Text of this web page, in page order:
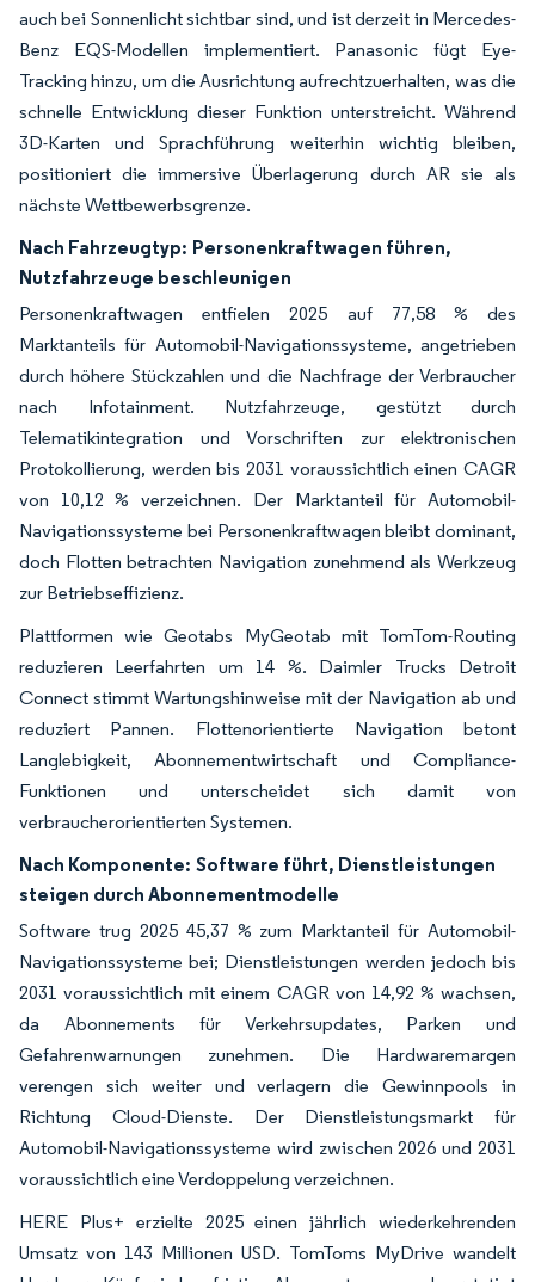
auch bei Sonnenlicht sichtbar sind, und ist derzeit in Mercedes-
Benz EQS-Modellen implementiert. Panasonic fügt Eye-
Tracking hinzu, um die Ausrichtung aufrechtzuerhalten, was die
schnelle Entwicklung dieser Funktion unterstreicht. Während
3D-Karten und Sprachführung weiterhin wichtig bleiben,
positioniert die immersive Überlagerung durch AR sie als
nächste Wettbewerbsgrenze.
Nach Fahrzeugtyp: Personenkraftwagen führen,
Nutzfahrzeuge beschleunigen
Personenkraftwagen entfielen 2025 auf 77,58 % des
Marktanteils für Automobil-Navigationssysteme, angetrieben
durch höhere Stückzahlen und die Nachfrage der Verbraucher
nach Infotainment. Nutzfahrzeuge, gestützt durch
Telematikintegration und Vorschriften zur elektronischen
Protokollierung, werden bis 2031 voraussichtlich einen CAGR
von 10,12 % verzeichnen. Der Marktanteil für Automobil-
Navigationssysteme bei Personenkraftwagen bleibt dominant,
doch Flotten betrachten Navigation zunehmend als Werkzeug
zur Betriebseffizienz.
Plattformen wie Geotabs MyGeotab mit TomTom-Routing
reduzieren Leerfahrten um 14 %. Daimler Trucks Detroit
Connect stimmt Wartungshinweise mit der Navigation ab und
reduziert Pannen. Flottenorientierte Navigation betont
Langlebigkeit, Abonnementwirtschaft und Compliance-
Funktionen und unterscheidet sich damit von
verbraucherorientierten Systemen.
Nach Komponente: Software führt, Dienstleistungen
steigen durch Abonnementmodelle
Software trug 2025 45,37 % zum Marktanteil für Automobil-
Navigationssysteme bei; Dienstleistungen werden jedoch bis
2031 voraussichtlich mit einem CAGR von 14,92 % wachsen,
da Abonnements für Verkehrsupdates, Parken und
Gefahrenwarnungen zunehmen. Die Hardwaremargen
verengen sich weiter und verlagern die Gewinnpools in
Richtung Cloud-Dienste. Der Dienstleistungsmarkt für
Automobil-Navigationssysteme wird zwischen 2026 und 2031
voraussichtlich eine Verdoppelung verzeichnen.
HERE Plus+ erzielte 2025 einen jährlich wiederkehrenden
Umsatz von 143 Millionen USD. TomToms MyDrive wandelt